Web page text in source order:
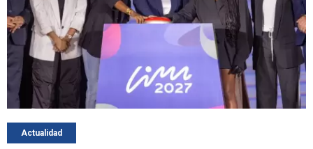
Actualidad